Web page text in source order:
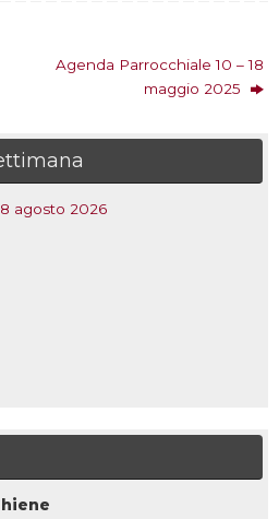
Agenda Parrocchiale 10 – 18
maggio 2025
agosto 2026